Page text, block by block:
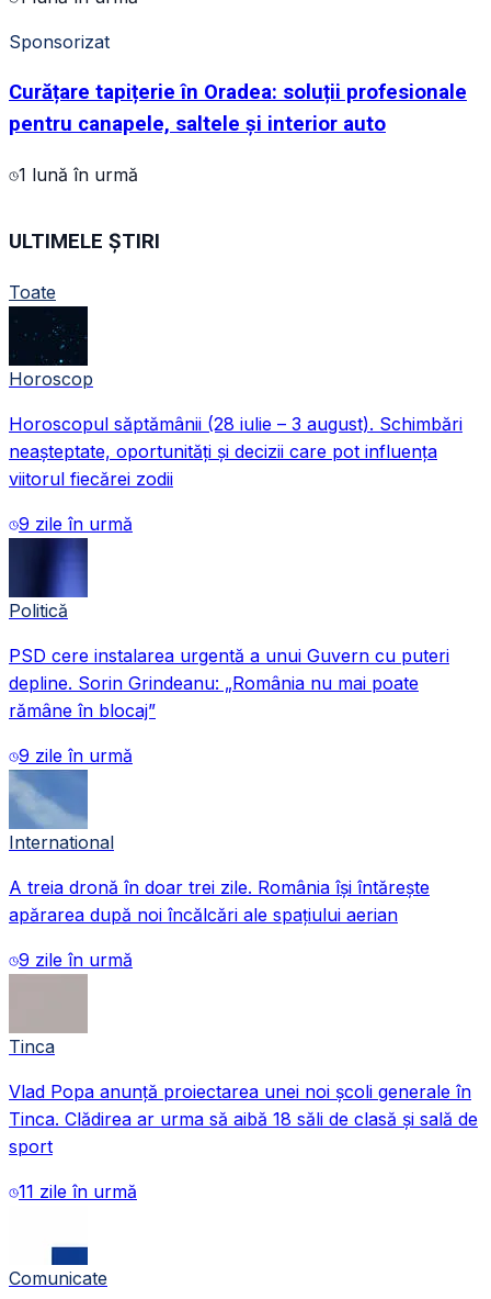
Sponsorizat
Curățare tapițerie în Oradea: soluții profesionale
pentru canapele, saltele și interior auto
1 lună în urmă
ULTIMELE ȘTIRI
Toate
Horoscop
Horoscopul săptămânii (28 iulie – 3 august). Schimbări
neașteptate, oportunități și decizii care pot influența
viitorul fiecărei zodii
9 zile în urmă
Politică
PSD cere instalarea urgentă a unui Guvern cu puteri
depline. Sorin Grindeanu: „România nu mai poate
rămâne în blocaj”
9 zile în urmă
International
A treia dronă în doar trei zile. România își întărește
apărarea după noi încălcări ale spațiului aerian
9 zile în urmă
Tinca
Vlad Popa anunță proiectarea unei noi școli generale în
Tinca. Clădirea ar urma să aibă 18 săli de clasă și sală de
sport
11 zile în urmă
Comunicate